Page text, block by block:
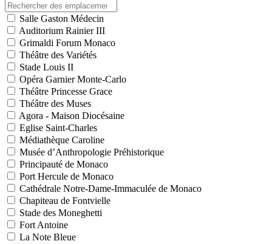
Salle Gaston Médecin
Auditorium Rainier III
Grimaldi Forum Monaco
Théâtre des Variétés
Stade Louis II
Opéra Garnier Monte-Carlo
Théâtre Princesse Grace
Théâtre des Muses
Agora - Maison Diocésaine
Eglise Saint-Charles
Médiathèque Caroline
Musée d’Anthropologie Préhistorique
Principauté de Monaco
Port Hercule de Monaco
Cathédrale Notre-Dame-Immaculée de Monaco
Chapiteau de Fontvielle
Stade des Moneghetti
Fort Antoine
La Note Bleue